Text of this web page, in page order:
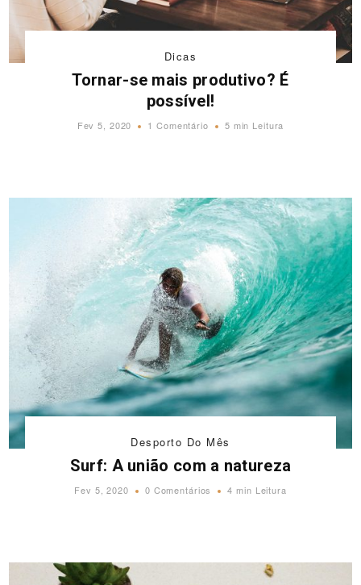
Dicas
Tornar-se mais produtivo? É
possível!
Fev 5, 2020 1 Comentário 5 min Leitura
Desporto Do Mês
Surf: A união com a natureza
Fev 5, 2020 0 Comentários 4 min Leitura